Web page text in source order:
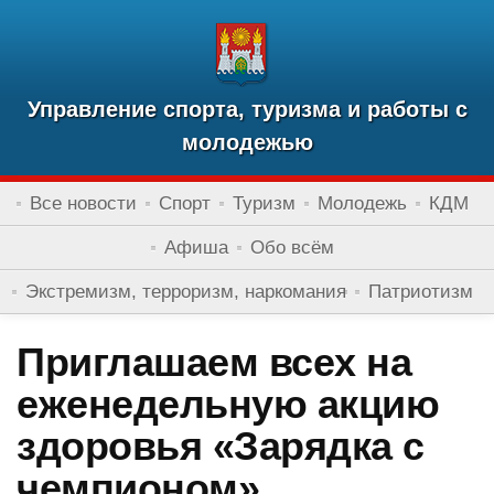
Управление спорта, туризма и работы с
молодежью
Все новости Спорт Туризм Молодежь КДМ
Афиша Обо всём
Экстремизм, терроризм, наркомания Патриотизм
Приглашаем всех на
еженедельную акцию
здоровья «Зарядка с